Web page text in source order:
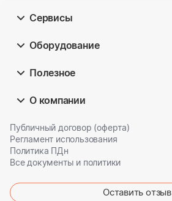
Сервисы
Оборудование
Полезное
О компании
Публичный договор (оферта)
Регламент использования
Политика ПДн
Все документы и политики
Оставить отзыв